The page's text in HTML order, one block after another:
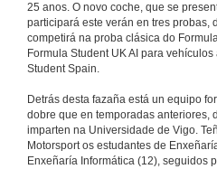
25 anos. O novo coche, que se
participará este verán en tres probas,
competirá na proba clásica do
Formula Student UK AI para
Student Spain.
Detrás desta fazaña está un equipo
dobre que en temporadas anteriores,
imparten na Universidade de Vigo.
Motorsport os estudantes de
Enxeñaría Informática (12), seguidos